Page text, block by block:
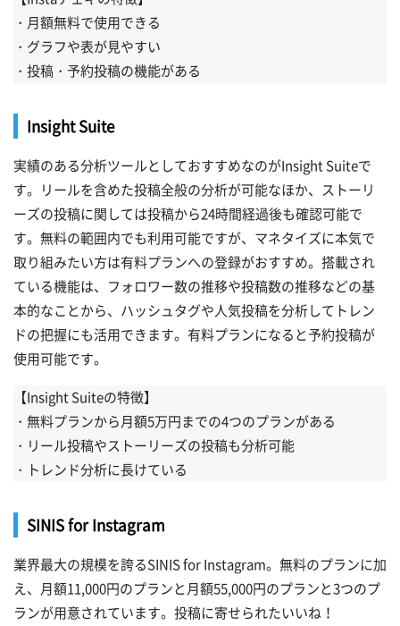
・月額無料で使用できる
・グラフや表が見やすい
・投稿・予約投稿の機能がある
Insight Suite
実績のある分析ツールとしておすすめなのがInsight Suiteで
す。リールを含めた投稿全般の分析が可能なほか、ストーリ
ーズの投稿に関しては投稿から24時間経過後も確認可能で
す。無料の範囲内でも利用可能ですが、マネタイズに本気で
取り組みたい方は有料プランへの登録がおすすめ。搭載され
ている機能は、フォロワー数の推移や投稿数の推移などの基
本的なことから、ハッシュタグや人気投稿を分析してトレン
ドの把握にも活用できます。有料プランになると予約投稿が
使用可能です。
【Insight Suiteの特徴】
・無料プランから月額5万円までの4つのプランがある
・リール投稿やストーリーズの投稿も分析可能
・トレンド分析に長けている
SINIS for Instagram
業界最大の規模を誇るSINIS for Instagram。無料のプランに加
え、月額11,000円のプランと月額55,000円のプランと3つのプ
ランが用意されています。投稿に寄せられたいいね！